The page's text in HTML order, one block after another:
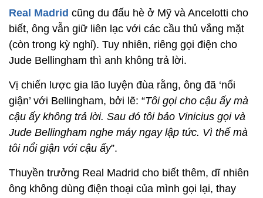
Real Madrid cũng du đấu hè ở Mỹ và Ancelotti cho
biết, ông vẫn giữ liên lạc với các cầu thủ vắng mặt
(còn trong kỳ nghỉ). Tuy nhiên, riêng gọi điện cho
Jude Bellingham thì anh không trả lời.
Vị chiến lược gia lão luyện đùa rằng, ông đã ‘nổi
giận’ với Bellingham, bởi lẽ: “Tôi gọi cho cậu ấy mà
cậu ấy không trả lời. Sau đó tôi bảo Vinicius gọi và
Jude Bellingham nghe máy ngay lập tức. Vì thế mà
tôi nổi giận với cậu ấy”.
Thuyền trưởng Real Madrid cho biết thêm, dĩ nhiên
ông không dùng điện thoại của mình gọi lại, thay